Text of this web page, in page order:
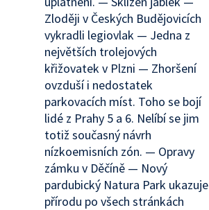
Zloději v Českých Budějovicích
vykradli legiovlak — Jedna z
největších trolejových
křižovatek v Plzni — Zhoršení
ovzduší i nedostatek
parkovacích míst. Toho se bojí
lidé z Prahy 5 a 6. Nelíbí se jim
totiž současný návrh
nízkoemisních zón. — Opravy
zámku v Děčíně — Nový
pardubický Natura Park ukazuje
přírodu po všech stránkách